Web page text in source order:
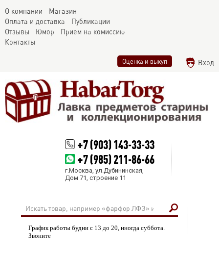
О компании
Магазин
Оплата и доставка
Публикации
Отзывы
Юмор
Прием на комиссию
Контакты
Оценка и выкуп Вход
+7 (903) 143-33-33
+7 (985) 211-86-66
г.Москва, ул.Дубининская,
Дом 71, строение 11
График работы будни с 13 до 20, иногда суббота.
Звоните